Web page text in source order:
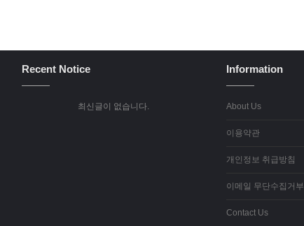
Recent Notice
최신글이 없습니다.
Information
About Us
이용약관
개인정보 취급방침
이메일 무단수집거부
Contact Us